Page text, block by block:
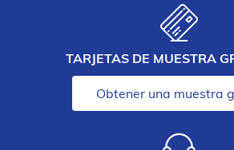
TARJETAS DE MUESTRA
Obtener una muestra